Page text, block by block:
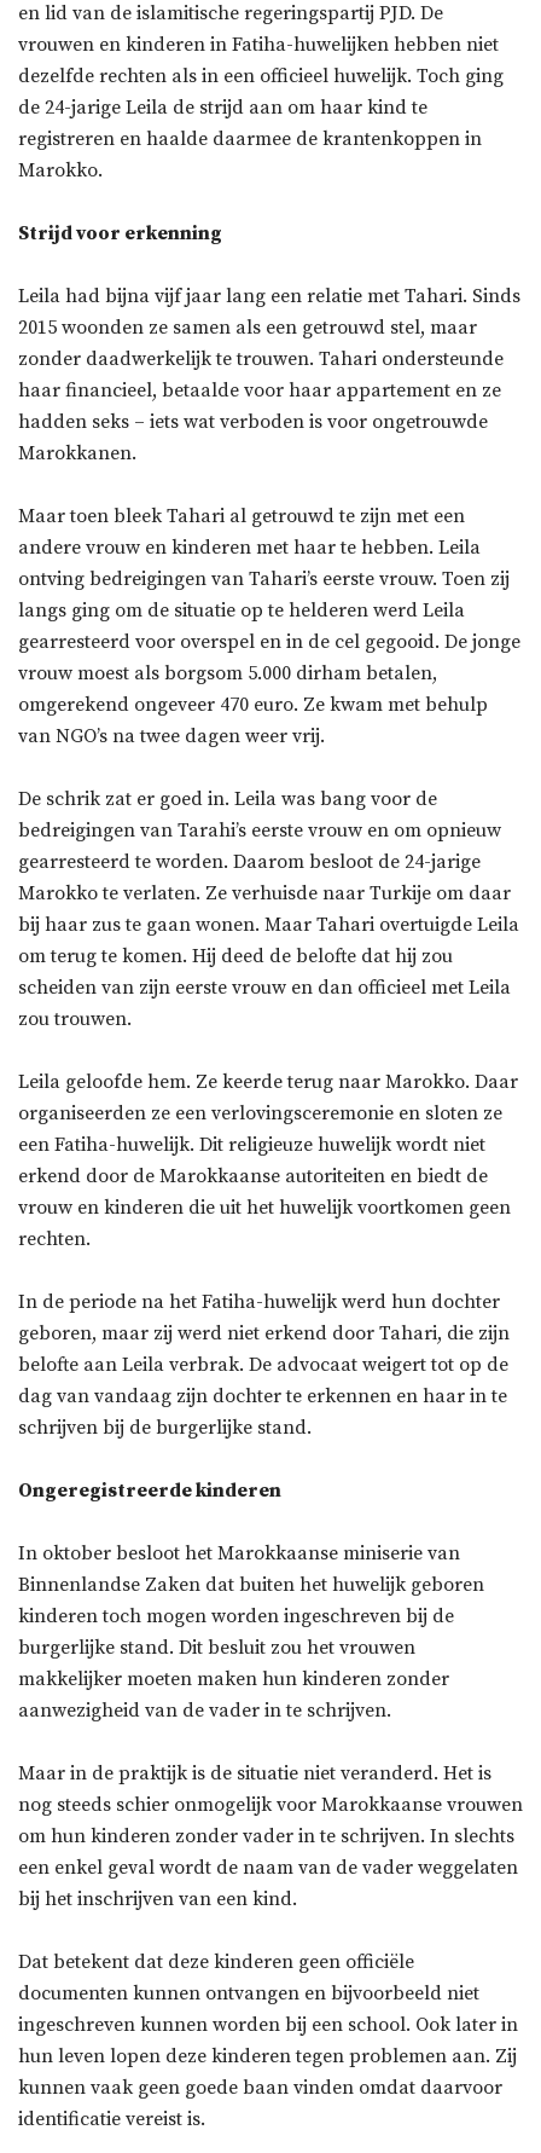
en lid van de islamitische regeringspartij PJD. De
vrouwen en kinderen in Fatiha-huwelijken hebben niet
dezelfde rechten als in een officieel huwelijk. Toch ging
de 24-jarige Leila de strijd aan om haar kind te
registreren en haalde daarmee de krantenkoppen in
Marokko.
Strijd voor erkenning
Leila had bijna vijf jaar lang een relatie met Tahari. Sinds
2015 woonden ze samen als een getrouwd stel, maar
zonder daadwerkelijk te trouwen. Tahari ondersteunde
haar financieel, betaalde voor haar appartement en ze
hadden seks – iets wat verboden is voor ongetrouwde
Marokkanen.
Maar toen bleek Tahari al getrouwd te zijn met een
andere vrouw en kinderen met haar te hebben. Leila
ontving bedreigingen van Tahari’s eerste vrouw. Toen zij
langs ging om de situatie op te helderen werd Leila
gearresteerd voor overspel en in de cel gegooid. De jonge
vrouw moest als borgsom 5.000 dirham betalen,
omgerekend ongeveer 470 euro. Ze kwam met behulp
van NGO’s na twee dagen weer vrij.
De schrik zat er goed in. Leila was bang voor de
bedreigingen van Tarahi’s eerste vrouw en om opnieuw
gearresteerd te worden. Daarom besloot de 24-jarige
Marokko te verlaten. Ze verhuisde naar Turkije om daar
bij haar zus te gaan wonen. Maar Tahari overtuigde Leila
om terug te komen. Hij deed de belofte dat hij zou
scheiden van zijn eerste vrouw en dan officieel met Leila
zou trouwen.
Leila geloofde hem. Ze keerde terug naar Marokko. Daar
organiseerden ze een verlovingsceremonie en sloten ze
een Fatiha-huwelijk. Dit religieuze huwelijk wordt niet
erkend door de Marokkaanse autoriteiten en biedt de
vrouw en kinderen die uit het huwelijk voortkomen geen
rechten.
In de periode na het Fatiha-huwelijk werd hun dochter
geboren, maar zij werd niet erkend door Tahari, die zijn
belofte aan Leila verbrak. De advocaat weigert tot op de
dag van vandaag zijn dochter te erkennen en haar in te
schrijven bij de burgerlijke stand.
Ongeregistreerde kinderen
In oktober besloot het Marokkaanse miniserie van
Binnenlandse Zaken dat buiten het huwelijk geboren
kinderen toch mogen worden ingeschreven bij de
burgerlijke stand. Dit besluit zou het vrouwen
makkelijker moeten maken hun kinderen zonder
aanwezigheid van de vader in te schrijven.
Maar in de praktijk is de situatie niet veranderd. Het is
nog steeds schier onmogelijk voor Marokkaanse vrouwen
om hun kinderen zonder vader in te schrijven. In slechts
een enkel geval wordt de naam van de vader weggelaten
bij het inschrijven van een kind.
Dat betekent dat deze kinderen geen officiële
documenten kunnen ontvangen en bijvoorbeeld niet
ingeschreven kunnen worden bij een school. Ook later in
hun leven lopen deze kinderen tegen problemen aan. Zij
kunnen vaak geen goede baan vinden omdat daarvoor
identificatie vereist is.